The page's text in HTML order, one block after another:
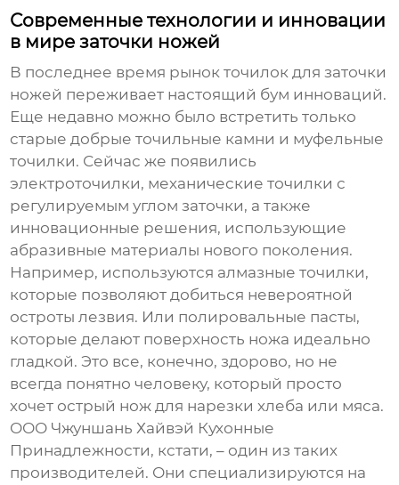
Современные технологии и инновации
в мире заточки ножей
В последнее время рынокточилок для заточки
ножей переживает настоящий бум инноваций.
Еще недавно можно было встретить только
старые добрые точильные камни и муфельные
точилки. Сейчас же появились
электроточилки, механические точилки с
регулируемым углом заточки, а также
инновационные решения, использующие
абразивные материалы нового поколения.
Например, используются алмазные точилки,
которые позволяют добиться невероятной
остроты лезвия. Или полировальные пасты,
которые делают поверхность ножа идеально
гладкой. Это все, конечно, здорово, но не
всегда понятно человеку, который просто
хочет острый нож для нарезки хлеба или мяса.
ООО Чжуншань Хайвэй Кухонные
Принадлежности, кстати, – один из таких
производителей. Они специализируются на